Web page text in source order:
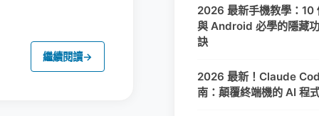
繼續閱讀→
2026 最新手機教學：10
與 Android 必學的隱藏
訣
2026 最新！Claude
南：顛覆終端機的 AI 程